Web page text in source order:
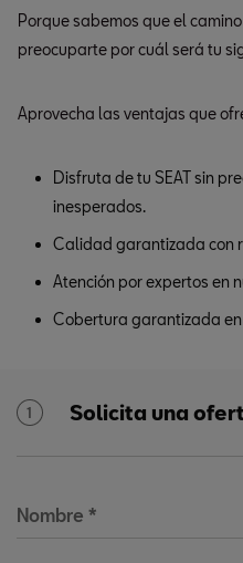
Porque sabemos que el
preocuparte por cuál será tu
Aprovecha las ventajas que
Disfruta de tu SEAT sin
inesperados.
Calidad garantizada con
Atención por expertos en
Cobertura garantizada
1 Solicita una
Nombre *